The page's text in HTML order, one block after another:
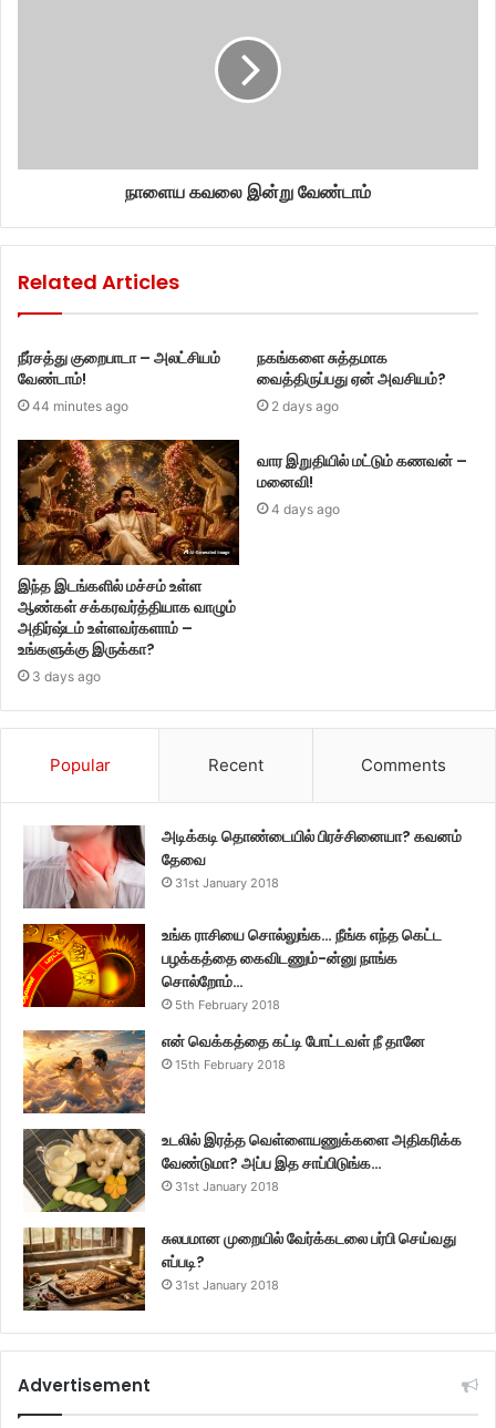
நாளைய கவலை இன்று வேண்டாம்
Related Articles
நீர்சத்து குறைபாடா – அலட்சியம்
வேண்டாம்!
44 minutes ago
நகங்களை சுத்தமாக
வைத்திருப்பது ஏன் அவசியம்?
2 days ago
இந்த இடங்களில் மச்சம் உள்ள
ஆண்கள் சக்கரவர்த்தியாக வாழும்
அதிர்ஷ்டம் உள்ளவர்களாம் –
உங்களுக்கு இருக்கா?
3 days ago
வார இறுதியில் மட்டும் கணவன் –
மனைவி!
4 days ago
Popular Recent Comments
அடிக்கடி தொண்டையில் பிரச்சினையா? கவனம்
தேவை
31st January 2018
உங்க ராசியை சொல்லுங்க… நீங்க எந்த கெட்ட
பழக்கத்தை கைவிடணும்-ன்னு நாங்க
சொல்றோம்…
5th February 2018
என் வெக்கத்தை கட்டி போட்டவள் நீ தானே
15th February 2018
உடலில் இரத்த வெள்ளையணுக்களை அதிகரிக்க
வேண்டுமா? அப்ப இத சாப்பிடுங்க…
31st January 2018
சுலபமான முறையில் வேர்க்கடலை பர்பி செய்வது
எப்படி?
31st January 2018
Advertisement